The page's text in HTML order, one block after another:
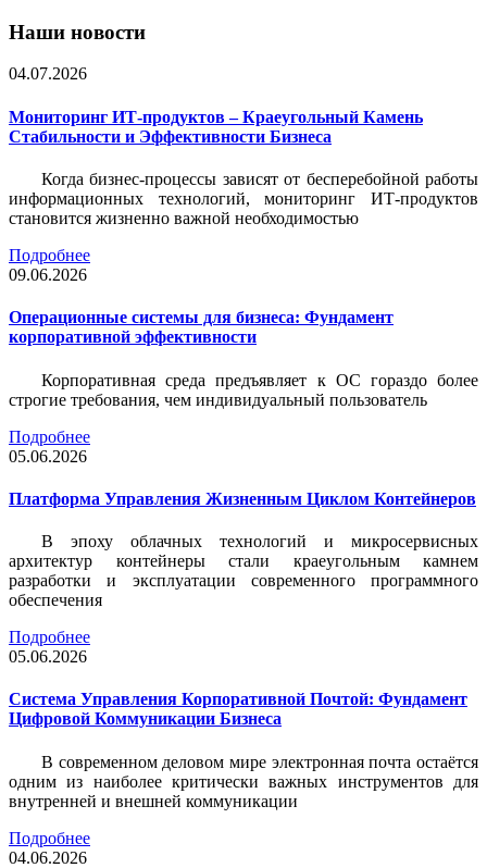
Наши новости
04.07.2026
Мониторинг ИТ-продуктов – Краеугольный Камень
Стабильности и Эффективности Бизнеса
Когда бизнес-процессы зависят от бесперебойной работы
информационных технологий, мониторинг ИТ-продуктов
становится жизненно важной необходимостью
Подробнее
09.06.2026
Операционные системы для бизнеса: Фундамент
корпоративной эффективности
Корпоративная среда предъявляет к ОС гораздо более
строгие требования, чем индивидуальный пользователь
Подробнее
05.06.2026
Платформа Управления Жизненным Циклом Контейнеров
В эпоху облачных технологий и микросервисных
архитектур контейнеры стали краеугольным камнем
разработки и эксплуатации современного программного
обеспечения
Подробнее
05.06.2026
Система Управления Корпоративной Почтой: Фундамент
Цифровой Коммуникации Бизнеса
В современном деловом мире электронная почта остаётся
одним из наиболее критически важных инструментов для
внутренней и внешней коммуникации
Подробнее
04.06.2026